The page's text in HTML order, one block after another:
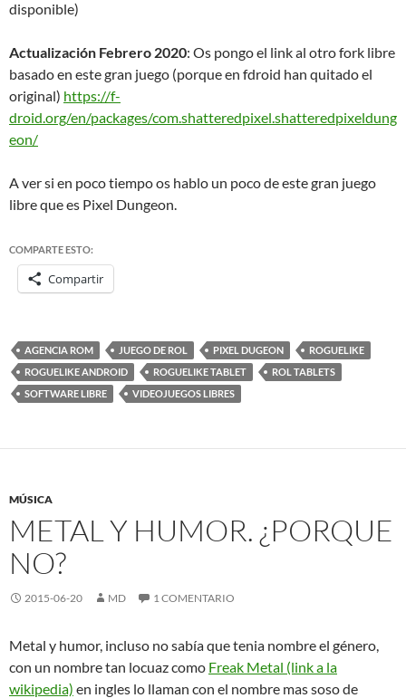
disponible)
Actualización Febrero 2020: Os pongo el link al otro fork libre
basado en este gran juego (porque en fdroid han quitado el
original) https://f-
droid.org/en/packages/com.shatteredpixel.shatteredpixeldung
eon/
A ver si en poco tiempo os hablo un poco de este gran juego
libre que es Pixel Dungeon.
COMPARTE ESTO:
Compartir
AGENCIA ROM JUEGO DE ROL PIXEL DUGEON
ROGUELIKE
ROGUELIKE ANDROID
ROGUELIKE TABLET
ROL TABLETS
SOFTWARE LIBRE
VIDEOJUEGOS LIBRES
MÚSICA
METAL Y HUMOR. ¿PORQUE
NO?
2015-06-20 MD 1 COMENTARIO
Metal y humor, incluso no sabía que tenia nombre el género,
con un nombre tan locuaz como Freak Metal (link a la
wikipedia) en ingles lo llaman con el nombre mas soso de